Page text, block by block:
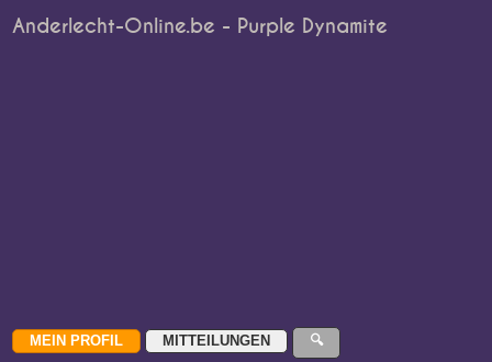
Anderlecht-Online.be - Purple Dynamite